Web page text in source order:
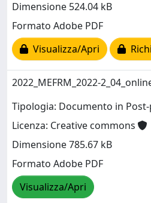
Dimensione 524.04 kB
Formato Adobe PDF
Visualizza/Apri
2022_MEFRM_2022-
Tipologia: Documento in
Licenza: Creative commons
Dimensione 785.67 kB
Formato Adobe PDF
Visualizza/Apri